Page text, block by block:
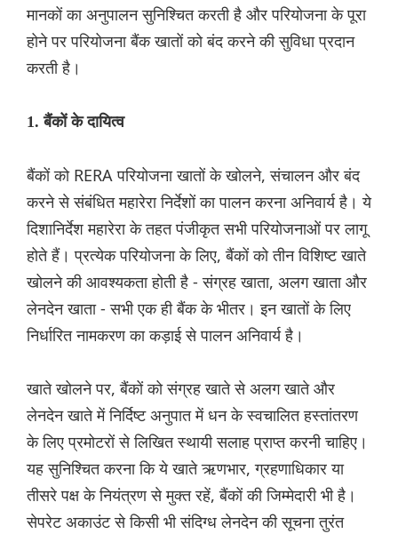
मानकों का अनुपालन सुनिश्चित करती है और परियोजना के पूरा
होने पर परियोजना बैंक खातों को बंद करने की सुविधा प्रदान
करती है।
1. बैंकों के दायित्व
बैंकों को RERA परियोजना खातों के खोलने, संचालन और बंद
करने से संबंधित महारेरा निर्देशों का पालन करना अनिवार्य है। ये
दिशानिर्देश महारेरा के तहत पंजीकृत सभी परियोजनाओं पर लागू
होते हैं। प्रत्येक परियोजना के लिए, बैंकों को तीन विशिष्ट खाते
खोलने की आवश्यकता होती है - संग्रह खाता, अलग खाता और
लेनदेन खाता - सभी एक ही बैंक के भीतर। इन खातों के लिए
निर्धारित नामकरण का कड़ाई से पालन अनिवार्य है।
खाते खोलने पर, बैंकों को संग्रह खाते से अलग खाते और
लेनदेन खाते में निर्दिष्ट अनुपात में धन के स्वचालित हस्तांतरण
के लिए प्रमोटरों से लिखित स्थायी सलाह प्राप्त करनी चाहिए।
यह सुनिश्चित करना कि ये खाते ऋणभार, ग्रहणाधिकार या
तीसरे पक्ष के नियंत्रण से मुक्त रहें, बैंकों की जिम्मेदारी भी है।
सेपरेट अकाउंट से किसी भी संदिग्ध लेनदेन की सूचना तुरंत